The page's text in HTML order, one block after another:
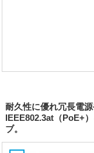
耐久性に優れ冗長電
IEEE802.3at（PoE+
ブ。